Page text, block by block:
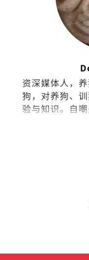
资深媒体人，
狗，对养狗、
验与知识。自
狗探脉与接生